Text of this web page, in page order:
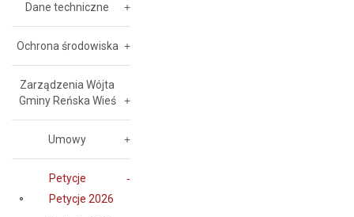
Dane techniczne
Ochrona środowiska
Zarządzenia Wójta
Gminy Reńska Wieś
Umowy
Petycje
Petycje 2026